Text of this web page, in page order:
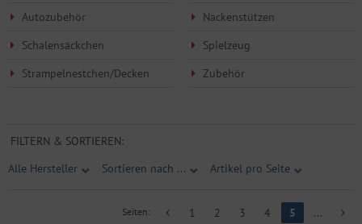
Autozubehör
Nackenstützen
Schalensäckchen
Spielzeug
Strampelnestchen/Decken
Zubehör
FILTERN & SORTIEREN:
Alle Hersteller
Sortieren nach ... Artikel pro Seite
Seiten: 1 2 3 4 5 ...